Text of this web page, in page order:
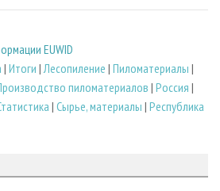
EUWID
| Итоги | Лесопиление | Пиломатериалы |
пиломатериалов| Россия |
| Сырье, материалы | Республика